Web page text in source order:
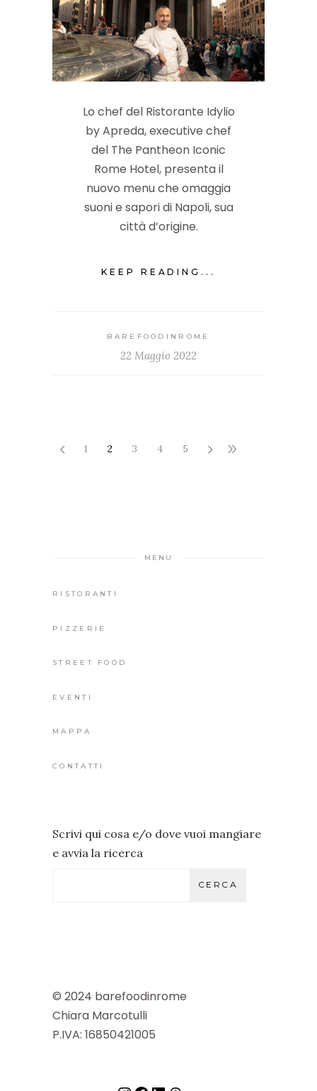
Lo chef del Ristorante Idylio
by Apreda, executive chef
del The Pantheon Iconic
Rome Hotel, presenta il
nuovo menu che omaggia
suoni e sapori di Napoli, sua
città d’origine.
KEEP READING...
BAREFOODINROME
22 Maggio 2022
1 2 3 4 5
MENU
RISTORANTI
PIZZERIE
STREET FOOD
EVENTI
MAPPA
CONTATTI
Scrivi qui cosa e/o dove vuoi mangiare
e avvia la ricerca
CERCA
© 2024 barefoodinrome
Chiara Marcotulli
P.IVA: 16850421005